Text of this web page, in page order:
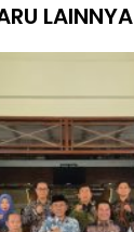
LAINNYA